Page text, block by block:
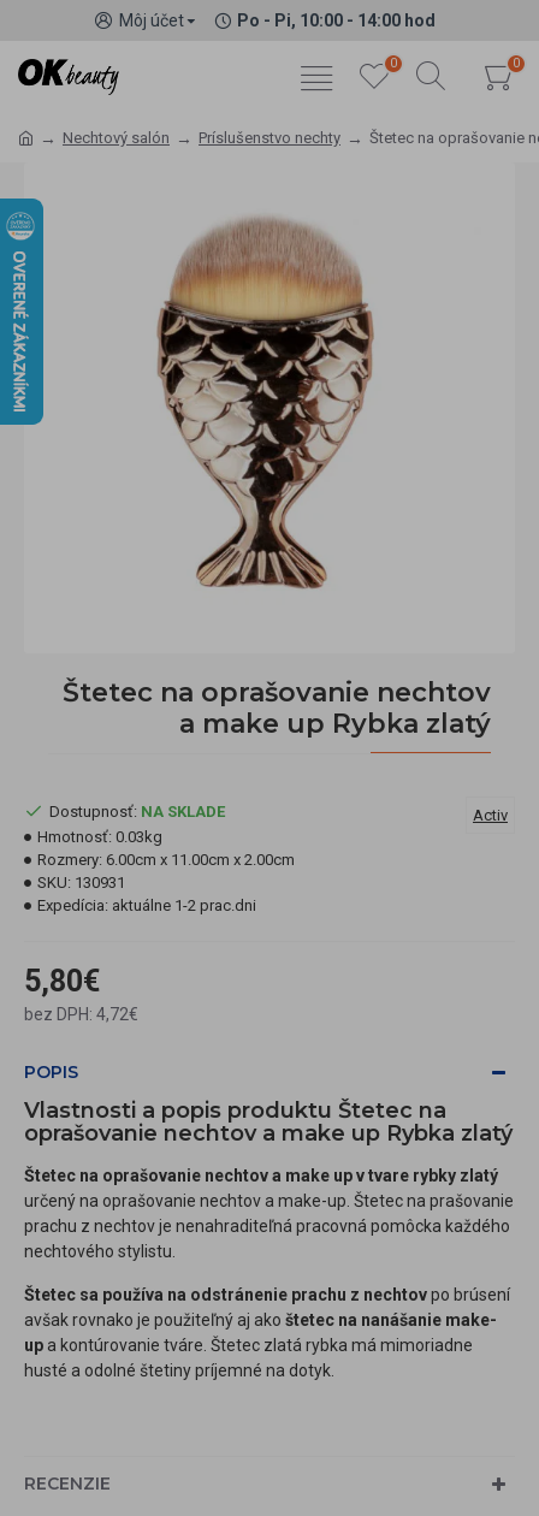
Môj účet Po - Pi, 10:00 - 14:00 hod
0 0
Nechtový salón Príslušenstvo nechty Štetec na oprašovanie
Štetec na oprašovanie nechtov
a make up Rybka zlatý
5,80€
bez DPH: 4,72€
Dostupnosť: NA SKLADE
Hmotnosť: 0.03kg
Rozmery: 6.00cm x 11.00cm x 2.00cm
SKU: 130931
Expedícia: aktuálne 1-2 prac.dni
Activ
POPIS
Vlastnosti a popis produktu Štetec na
oprašovanie nechtov a make up Rybka zlatý
Štetec na oprašovanie nechtov a make up v tvare rybky zlatý
určený na oprašovanie nechtov a make-up. Štetec na prašovanie
prachu z nechtov je nenahraditeľná pracovná pomôcka každého
nechtového stylistu.
Štetec sa používa na odstránenie prachu z nechtovpo brúsení
avšak rovnako je použiteľný aj ako štetec na nanášanie make-
up a kontúrovanie tváre. Štetec zlatá rybka má mimoriadne
husté a odolné štetiny príjemné na dotyk.
RECENZIE